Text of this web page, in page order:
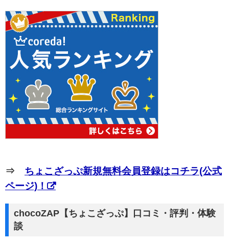
⇒ ちょこざっぷ新規無料会員登録はコチラ(公式
ページ)！
chocoZAP【ちょこざっぷ】口コミ・評判・体験
談